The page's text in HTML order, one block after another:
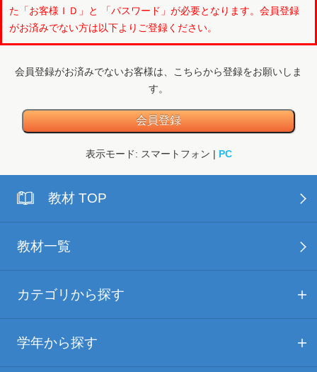
た「お客様ＩＤ」と 「パスワード」が必要となります。会員登録
がお済みでない方は以下よりご登録ください。
会員登録がお済みでないお客様は、こちらから登録をお願いしま
す。
表示モード: スマートフォン | PC
教材 TOP
教材一覧
カテゴリから探す
学年から探す